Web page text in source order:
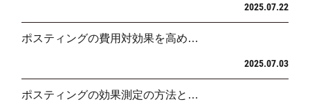
2025.07.22
ポスティングの費用対効果を高め…
2025.07.03
ポスティングの効果測定の方法と…